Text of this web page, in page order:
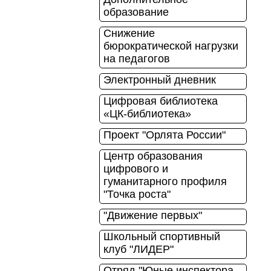
образование
Снижение
бюрократической нагрузки
на педагогов
Электронный дневник
Цифровая библиотека
«ЦК-библиотека»
Проект "Орлята России"
Центр образования
цифрового и
гуманитарного профиля
"Точка роста"
"Движение первых"
Школьный спортивный
клуб "ЛИДЕР"